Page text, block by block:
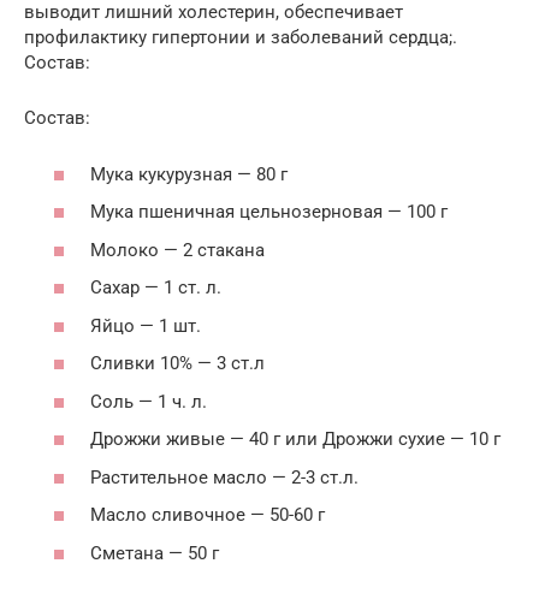
выводит лишний холестерин, обеспечивает
профилактику гипертонии и заболеваний сердца;.
Состав:
Состав:
Мука кукурузная — 80 г
Мука пшеничная цельнозерновая — 100 г
Молоко — 2 стакана
Сахар — 1 ст. л.
Яйцо — 1 шт.
Сливки 10% — 3 ст.л
Соль — 1 ч. л.
Дрожжи живые — 40 г или Дрожжи сухие — 10 г
Растительное масло — 2-3 ст.л.
Масло сливочное — 50-60 г
Сметана — 50 г